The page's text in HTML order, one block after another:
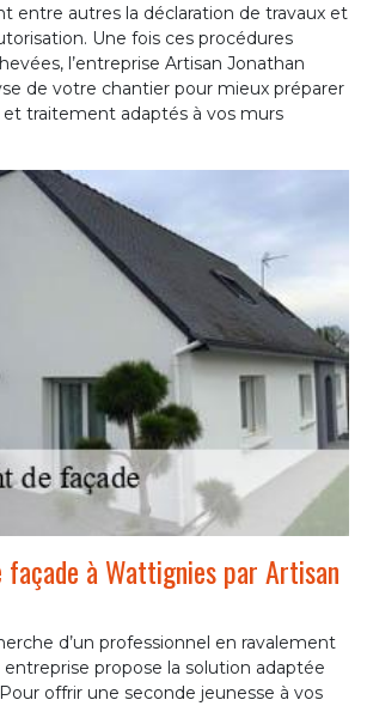
entre autres la déclaration de travaux et
Une fois ces procédures
l’entreprise Artisan Jonathan
de votre chantier pour mieux préparer
et traitement adaptés à vos murs
façade à Wattignies par Artisan
d’un professionnel en ravalement
propose la solution adaptée
offrir une seconde jeunesse à vos